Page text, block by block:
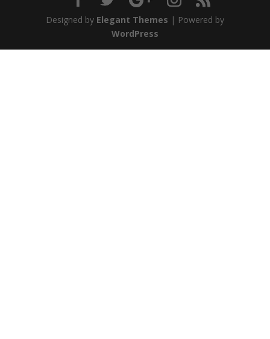
Designed by Elegant Themes | Powered by
WordPress